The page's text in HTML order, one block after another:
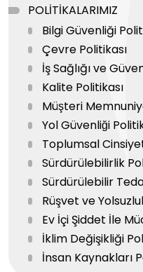
POLİTİKALARIMIZ
Bilgi Güvenliği
Çevre Politikası
İş Sağlığı ve
Kalite Politikası
Müşteri
Yol Güvenliği
Toplumsal
Sürdürülebilirlik
Sürdürülebilir
Rüşvet ve
Ev İçi Şiddet İle
İklim Değişikliği
İnsan Kaynakları